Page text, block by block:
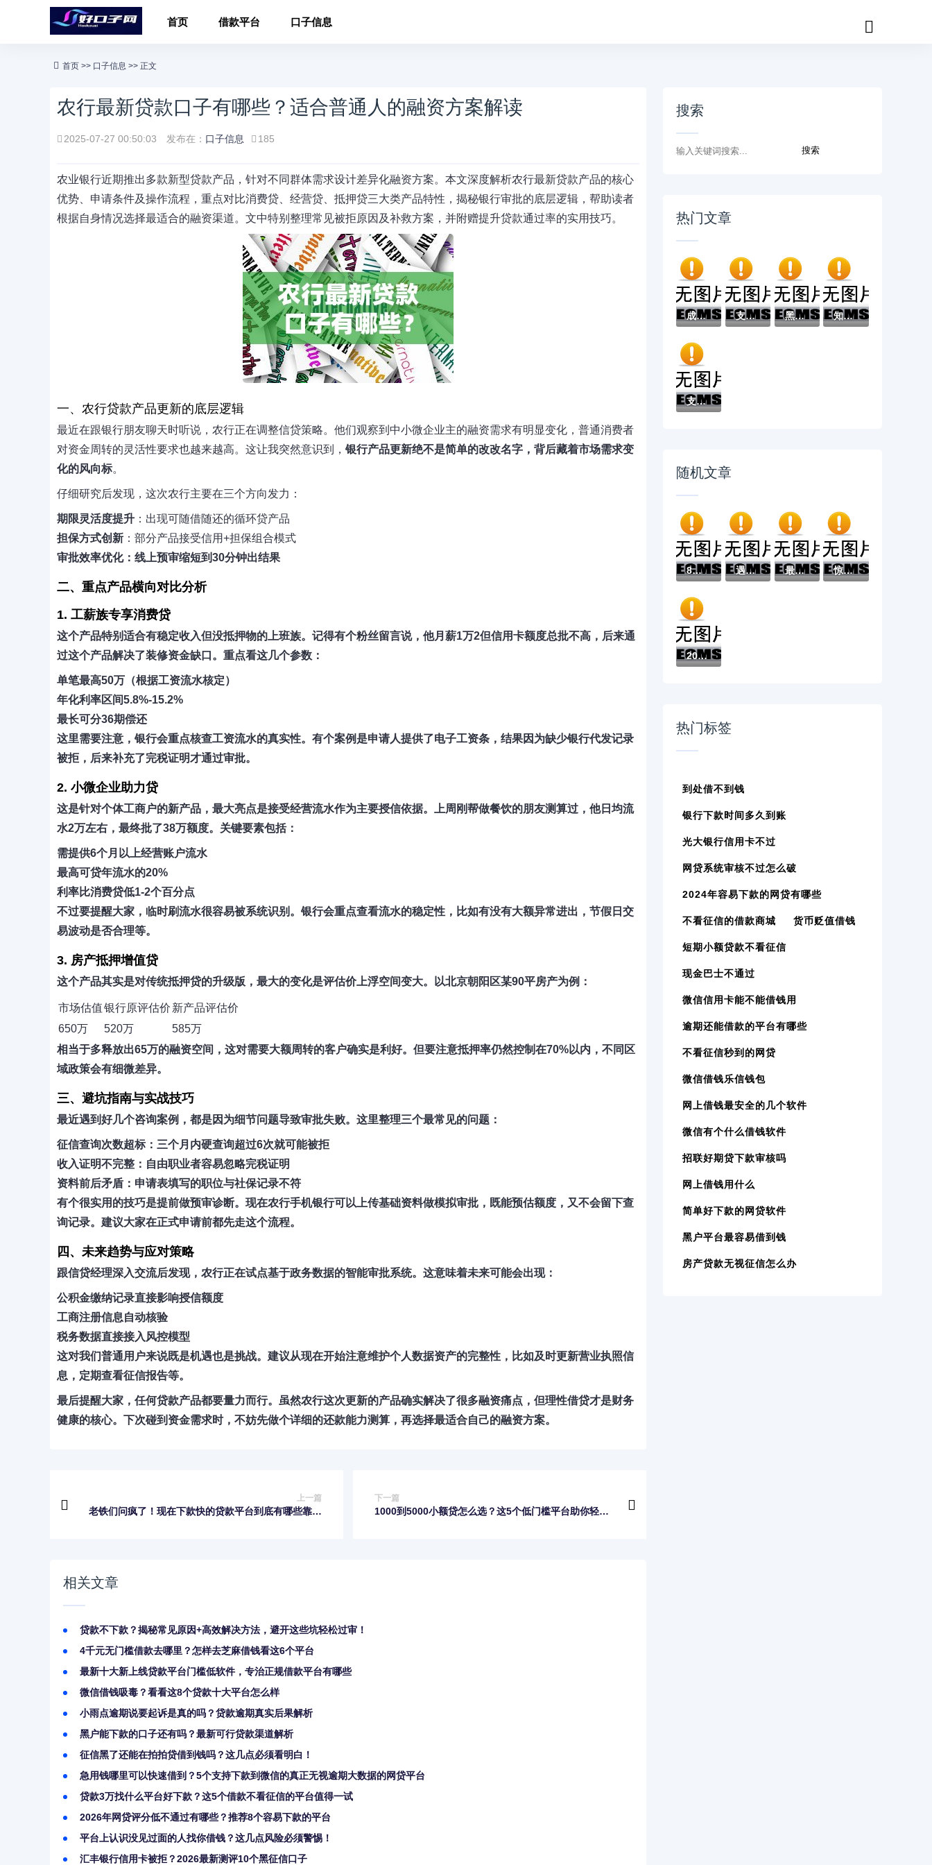
首页 借款平台 口子信息
首页 >> 口子信息 >> 正文
农行最新贷款口子有哪些？适合普通人的融资方案解读
2025-07-27 00:50:03 发布在： 口子信息 185
农业银行近期推出多款新型贷款产品，针对不同群体需求设计差异化融资方案。本文深度解析农行最新贷款产品的核心
优势、申请条件及操作流程，重点对比消费贷、经营贷、抵押贷三大类产品特性，揭秘银行审批的底层逻辑，帮助读者
根据自身情况选择最适合的融资渠道。文中特别整理常见被拒原因及补救方案，并附赠提升贷款通过率的实用技巧。
一、农行贷款产品更新的底层逻辑
最近在跟银行朋友聊天时听说，农行正在调整信贷策略。他们观察到中小微企业主的融资需求有明显变化，普通消费者
对资金周转的灵活性要求也越来越高。这让我突然意识到， 银行产品更新绝不是简单的改改名字，背后藏着市场需求变
化的风向标。
仔细研究后发现，这次农行主要在三个方向发力：
期限灵活度提升 ：出现可随借随还的循环贷产品
担保方式创新 ：部分产品接受信用+担保组合模式
审批效率优化：线上预审缩短到30分钟出结果
二、重点产品横向对比分析
1. 工薪族专享消费贷
这个产品特别适合有稳定收入但没抵押物的上班族。记得有个粉丝留言说，他月薪1万2但信用卡额度总批不高，后来通
过这个产品解决了装修资金缺口。重点看这几个参数：
单笔最高50万（根据工资流水核定）
年化利率区间5.8%-15.2%
最长可分36期偿还
这里需要注意， 银行会重点核查工资流水的真实性。有个案例是申请人提供了电子工资条，结果因为缺少银行代发记录
被拒，后来补充了完税证明才通过审批。
2. 小微企业助力贷
这是针对个体工商户的新产品，最大亮点是接受经营流水作为主要授信依据。上周刚帮做餐饮的朋友测算过，他日均流
水2万左右，最终批了38万额度。关键要素包括：
需提供6个月以上经营账户流水
最高可贷年流水的20%
利率比消费贷低1-2个百分点
不过要提醒大家， 临时刷流水很容易被系统识别 。银行会重点查看流水的稳定性，比如有没有大额异常进出，节假日交
易波动是否合理等。
3. 房产抵押增值贷
这个产品其实是对传统抵押贷的升级版，最大的变化是评估价上浮空间变大。以北京朝阳区某90平房产为例：
市场估值银行原评估价 新产品评估价
650万
520万
585万
相当于多释放出65万的融资空间，这对需要大额周转的客户确实是利好。但要注意抵押率仍然控制在70%以内 ，不同区
域政策会有细微差异。
三、避坑指南与实战技巧
最近遇到好几个咨询案例，都是因为细节问题导致审批失败。这里整理三个最常见的问题：
征信查询次数超标：三个月内硬查询超过6次就可能被拒
收入证明不完整 ：自由职业者容易忽略完税证明
资料前后矛盾 ：申请表填写的职位与社保记录不符
有个很实用的技巧是提前做预审诊断。现在农行手机银行可以上传基础资料做模拟审批，既能预估额度，又不会留下查
询记录。建议大家在正式申请前都先走这个流程。
四、未来趋势与应对策略
跟信贷经理深入交流后发现，农行正在试点基于政务数据的智能审批系统。这意味着未来可能会出现：
公积金缴纳记录直接影响授信额度
工商注册信息自动核验
税务数据直接接入风控模型
这对我们普通用户来说既是机遇也是挑战。建议从现在开始注意维护个人数据资产的完整性 ，比如及时更新营业执照信
息，定期查看征信报告等。
最后提醒大家，任何贷款产品都要量力而行。虽然农行这次更新的产品确实解决了很多融资痛点，但理性借贷才是财务
健康的核心。下次碰到资金需求时，不妨先做个详细的还款能力测算，再选择最适合自己的融资方案。
上一篇
老铁们问疯了！现在下款快的贷款平台到底有哪些靠谱
下一篇
1000到5000小额贷怎么选？这5个低门槛平台助你轻松
相关文章
贷款不下款？揭秘常见原因+高效解决方法，避开这些坑轻松过审！
4千元无门槛借款去哪里？怎样去芝麻借钱看这6个平台
最新十大新上线贷款平台门槛低软件，专治正规借款平台有哪些
微信借钱吸毒？看看这8个贷款十大平台怎么样
小雨点逾期说要起诉是真的吗？贷款逾期真实后果解析
黑户能下款的口子还有吗？最新可行贷款渠道解析
征信黑了还能在拍拍贷借到钱吗？这几点必须看明白！
急用钱哪里可以快速借到？5个支持下款到微信的真正无视逾期大数据的网贷平台
贷款3万找什么平台好下款？这5个借款不看征信的平台值得一试
2026年网贷评分低不通过有哪些？推荐8个容易下款的平台
平台上认识没见过面的人找你借钱？这几点风险必须警惕！
汇丰银行信用卡被拒？2026最新测评10个黑征信口子
搜索
热门文章
成黑户了哪里可以借钱急用啊，2025五大专属... 支付宝借钱平台哪个靠谱？实测这5款低息灵活... 黑户借款必下口子：2025推荐5个通过率100%的... 知乎推荐！借钱哪个平台靠谱？这5个低息正规...
支付宝借钱平台哪个好？实测推荐这3个靠谱低...
随机文章
8个好借钱的平台推荐，专为攻克不刷脸的贷款... 遇到如期分期下款容易吗怎么办？或可尝试这... 最新发布RICH-购申请不通过怎么办，私人借钱... 惊！一男子在解决不上征信的高炮贷款时竟然...
2026最新微信借钱怎样算利息（支持微信），...
热门标签
到处借不到钱
银行下款时间多久到账
光大银行信用卡不过
网贷系统审核不过怎么破
2024年容易下款的网贷有哪些
不看征信的借款商城 货币贬值借钱
短期小额贷款不看征信
现金巴士不通过
微信信用卡能不能借钱用
逾期还能借款的平台有哪些
不看征信秒到的网贷
微信借钱乐信钱包
网上借钱最安全的几个软件
微信有个什么借钱软件
招联好期贷下款审核吗
网上借钱用什么
简单好下款的网贷软件
黑户平台最容易借到钱
房产贷款无视征信怎么办